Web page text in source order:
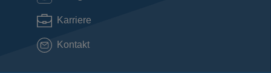
Karriere
Kontakt